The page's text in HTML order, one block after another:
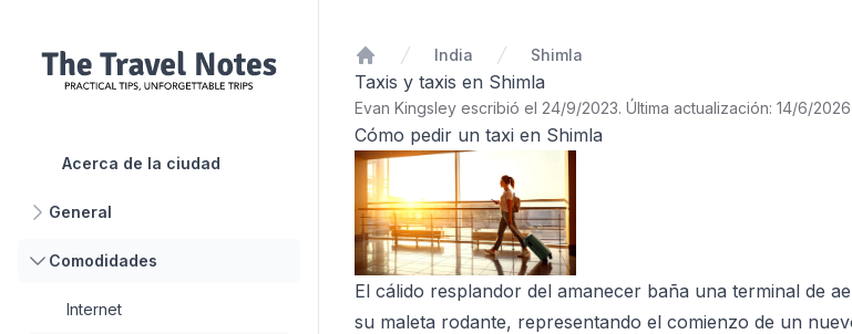
Acerca de la ciudad
General
Comodidades
Internet
Inicio
India Shimla
Taxis y taxis en Shimla
Evan Kingsley escribió el 24/9/2023. Última actualización: 14/6/2026
Cómo pedir un taxi en Shimla
El cálido resplandor del amanecer baña una terminal de
su maleta rodante, representando el comienzo de un